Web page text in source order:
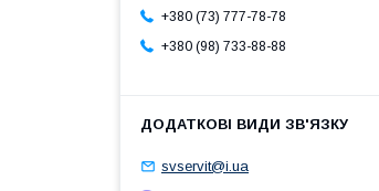
+380 (73) 777-78-78
+380 (98) 733-88-88
svservit@i.ua